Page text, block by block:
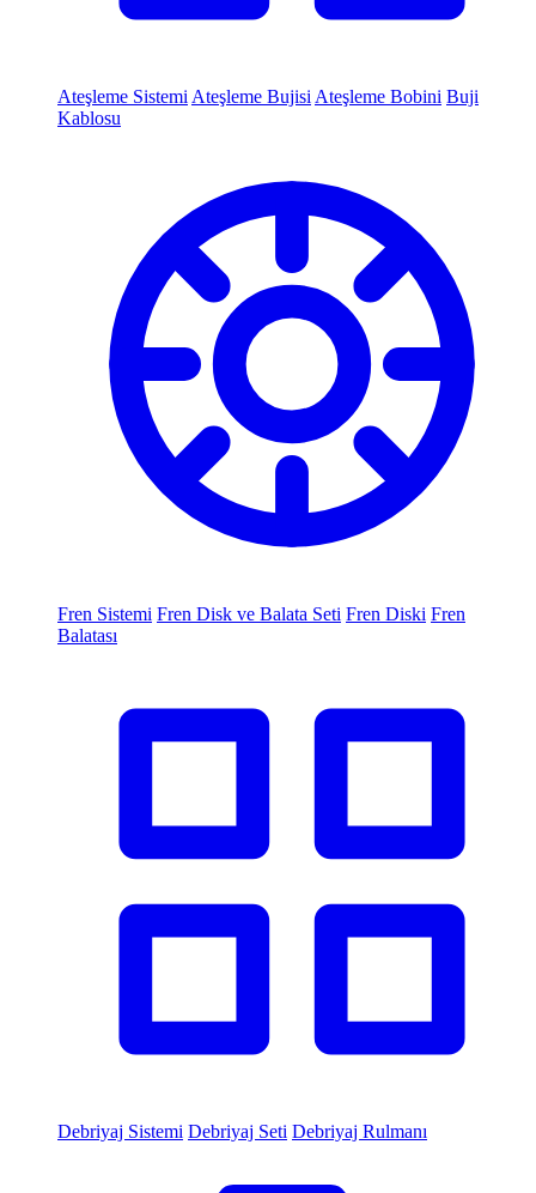
Ateşleme Sistemi Ateşleme Bujisi Ateşleme Bobini Buji
Kablosu
Fren Sistemi Fren Disk ve Balata Seti Fren Diski Fren
Balatası
Debriyaj Sistemi Debriyaj Seti Debriyaj Rulmanı